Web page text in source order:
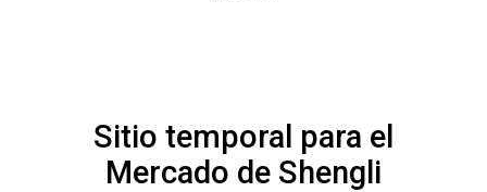
Sitio temporal para el
Mercado de Shengli